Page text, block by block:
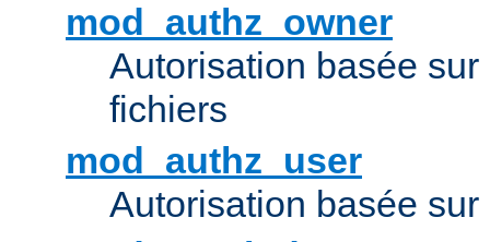
mod_authz_owner
Autorisation basée
fichiers
mod_authz_user
Autorisation basée